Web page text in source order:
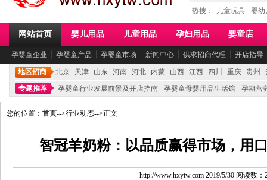
热搜： 儿童玩具 婴幼
网站首页 婴儿用品 儿童用品 孕妇用品 婴童店
孕婴童企业 ┆ 孕婴童产品 ┆ 孕婴童市场 ┆ 新闻中心 ┆ 供求招商代理 ┆ 开店指导
地区招商 北京 天津 山东 河南 河北 内蒙 山西 江西 四川 重庆 贵州
专题推荐
孕婴童行业发展前景及开店指南 孕婴童母婴用品生活馆 孕期营
您的位置： 首页-->行业动态-->正文
智冠羊奶粉：以品质赢得市场，用
http://www.hxytw.com 2019/5/30 阅读数：